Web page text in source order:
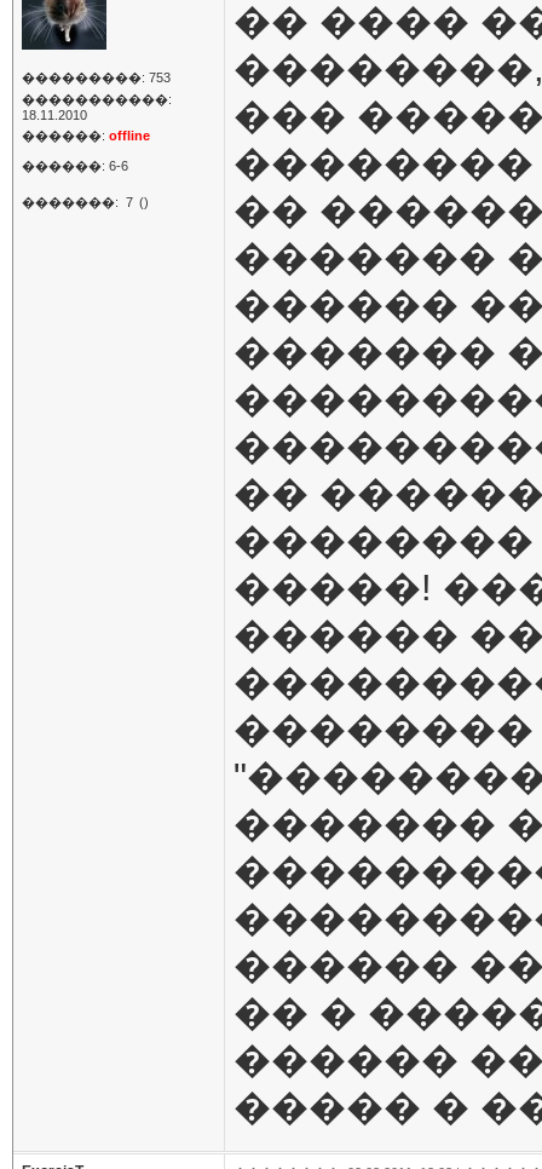
���������: 753
�����������:
18.11.2010
������: offline
������: 6-6
�������: 7 ()
�� ����
���
��������
��
�������
������
�������
��
��������
�����!
������
��������
�������
������
�� �
������
����� �